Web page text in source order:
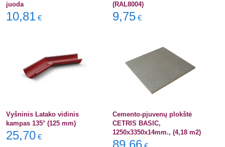
juoda
10,81 €
(RAL8004)
9,75 €
Vyšninis Latako vidinis
kampas 135° (125 mm)
25,70 €
Cemento-pjuvenų plokštė
CETRIS BASIC,
1250x3350x14mm., (4,18 m2)
89,66